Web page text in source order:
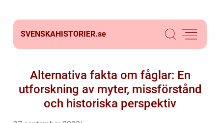
SVENSKAHISTORIER.se
Alternativa fakta om fåglar: En
utforskning av myter, missförstånd
och historiska perspektiv